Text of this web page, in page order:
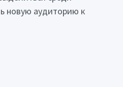
новую аудиторию к